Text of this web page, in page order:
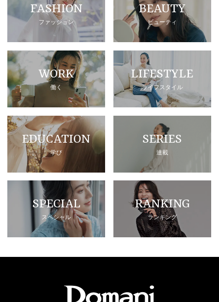
FASHION
ファッション
BEAUTY
ビューティ
WORK
働く
LIFESTYLE
ライフスタイル
EDUCATION
学び
SERIES
連載
SPECIAL
スペシャル
RANKING
ランキング